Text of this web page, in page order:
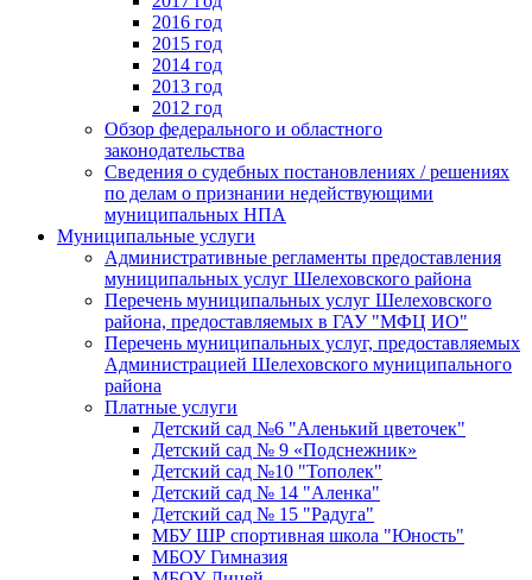
2016 год
2015 год
2014 год
2013 год
2012 год
Обзор федерального и областного
законодательства
Сведения о судебных постановлениях / решениях
по делам о признании недействующими
муниципальных НПА
Муниципальные услуги
Административные регламенты предоставления
муниципальных услуг Шелеховского района
Перечень муниципальных услуг Шелеховского
района, предоставляемых в ГАУ "МФЦ ИО"
Перечень муниципальных услуг, предоставляемых
Администрацией Шелеховского муниципального
района
Платные услуги
Детский сад №6 "Аленький цветочек"
Детский сад № 9 «Подснежник»
Детский сад №10 "Тополек"
Детский сад № 14 "Аленка"
Детский сад № 15 "Радуга"
МБУ ШР спортивная школа "Юность"
МБОУ Гимназия